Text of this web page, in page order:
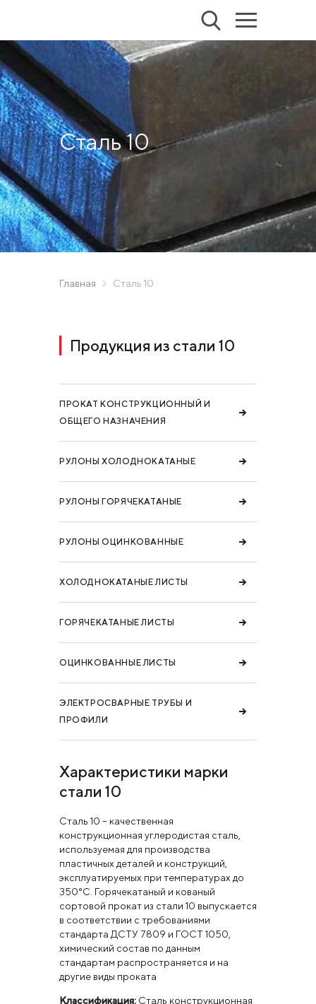
Сталь 10
Главная Сталь 10
Продукция из стали 10
ПРОКАТ КОНСТРУКЦИОННЫЙ И
ОБЩЕГО НАЗНАЧЕНИЯ
РУЛОНЫ ХОЛОДНОКАТАНЫЕ
РУЛОНЫ ГОРЯЧЕКАТАНЫЕ
РУЛОНЫ ОЦИНКОВАННЫЕ
ХОЛОДНОКАТАНЫЕ ЛИСТЫ
ГОРЯЧЕКАТАНЫЕ ЛИСТЫ
ОЦИНКОВАННЫЕ ЛИСТЫ
ЭЛЕКТРОСВАРНЫЕ ТРУБЫ И
ПРОФИЛИ
Характеристики марки
стали 10
Сталь 10 – качественная
конструкционная углеродистая сталь,
используемая для производства
пластичных деталей и конструкций,
эксплуатируемых при температурах до
350°С. Горячекатаный и кованый
сортовой прокат из стали 10 выпускается
в соответствии с требованиями
стандарта ДСТУ 7809 и ГОСТ 1050,
химический состав по данным
стандартам распространяется и на
другие виды проката
Классификация: Сталь конструкционная